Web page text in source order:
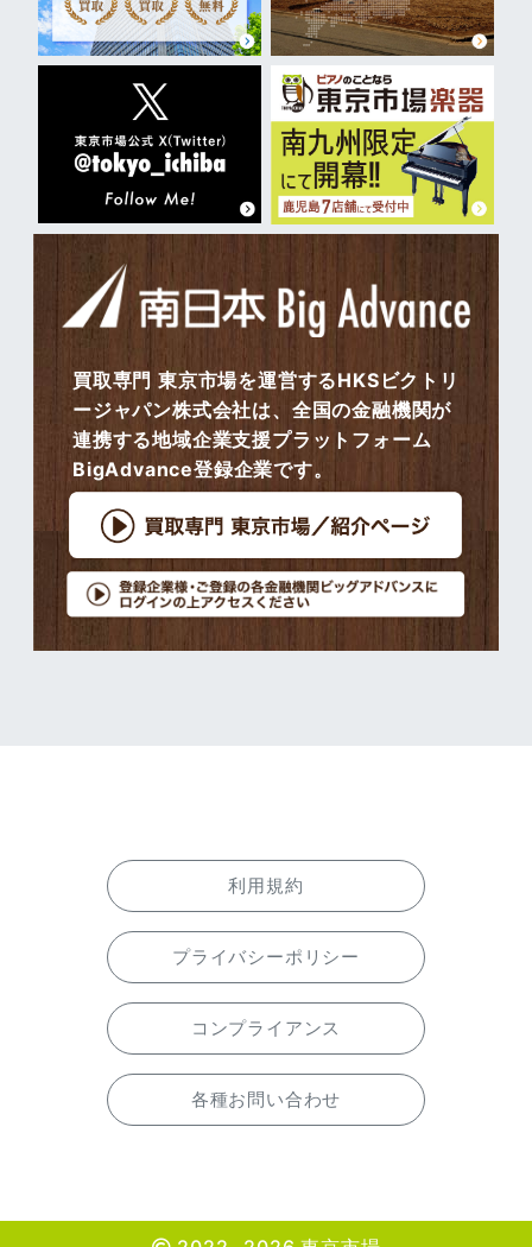
買取専門 東京市場を運営するHKSビクトリ
ージャパン株式会社は、全国の金融機関が
連携する地域企業支援プラットフォーム
BigAdvance登録企業です。
利用規約
プライバシーポリシー
コンプライアンス
各種お問い合わせ